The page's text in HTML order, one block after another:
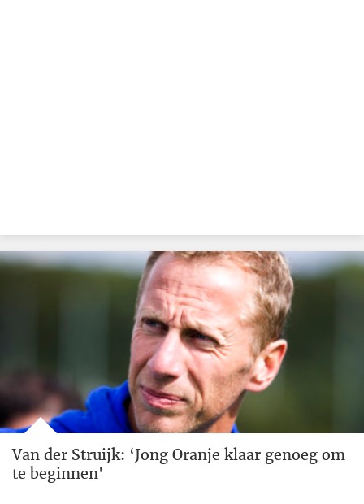
Van der Struijk: ‘Jong Oranje klaar genoeg om
te beginnen'